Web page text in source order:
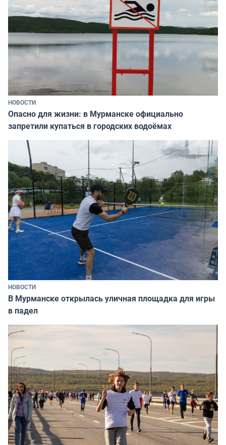
НОВОСТИ
Опасно для жизни: в Мурманске официально
запретили купаться в городских водоёмах
НОВОСТИ
В Мурманске открылась уличная площадка для игры
в падел